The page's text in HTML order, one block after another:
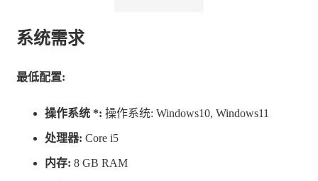
「Hate Fruit Company」——他们突然出现在和平的新宿市
系统需求
最低配置:
操作系统 *: 操作系统: Windows10, Windows11
处理器: Core i5
内存: 8 GB RAM